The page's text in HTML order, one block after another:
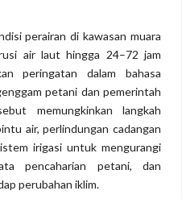
perairan di kawasan muara
air laut hingga 24–72 jam
peringatan dalam bahasa
petani dan pemerintah
memungkinkan langkah
air, perlindungan cadangan
irigasi untuk mengurangi
pencaharian petani, dan
perubahan iklim.